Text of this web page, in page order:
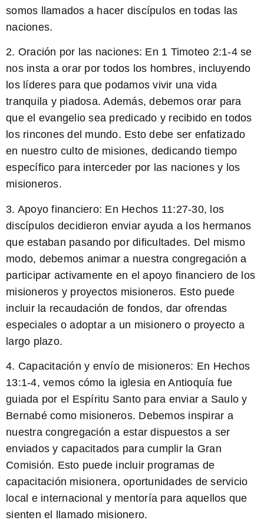
somos llamados a hacer discípulos en todas las
naciones.
2. Oración por las naciones: En 1 Timoteo 2:1-4 se
nos insta a orar por todos los hombres, incluyendo
los líderes para que podamos vivir una vida
tranquila y piadosa. Además, debemos orar para
que el evangelio sea predicado y recibido en todos
los rincones del mundo. Esto debe ser enfatizado
en nuestro culto de misiones, dedicando tiempo
específico para interceder por las naciones y los
misioneros.
3. Apoyo financiero: En Hechos 11:27-30, los
discípulos decidieron enviar ayuda a los hermanos
que estaban pasando por dificultades. Del mismo
modo, debemos animar a nuestra congregación a
participar activamente en el apoyo financiero de los
misioneros y proyectos misioneros. Esto puede
incluir la recaudación de fondos, dar ofrendas
especiales o adoptar a un misionero o proyecto a
largo plazo.
4. Capacitación y envío de misioneros: En Hechos
13:1-4, vemos cómo la iglesia en Antioquía fue
guiada por el Espíritu Santo para enviar a Saulo y
Bernabé como misioneros. Debemos inspirar a
nuestra congregación a estar dispuestos a ser
enviados y capacitados para cumplir la Gran
Comisión. Esto puede incluir programas de
capacitación misionera, oportunidades de servicio
local e internacional y mentoría para aquellos que
sienten el llamado misionero.